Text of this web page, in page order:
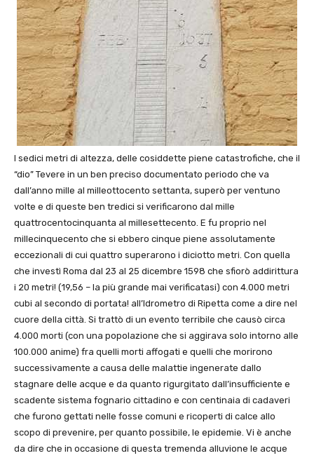
I sedici metri di altezza, delle cosiddette piene catastrofiche, che il
“dio” Tevere in un ben preciso documentato periodo che va
dall’anno mille al milleottocento settanta, superò per ventuno
volte e di queste ben tredici si verificarono dal mille
quattrocentocinquanta al millesettecento. E fu proprio nel
millecinquecento che si ebbero cinque piene assolutamente
eccezionali di cui quattro superarono i diciotto metri. Con quella
che investì Roma dal 23 al 25 dicembre 1598 che sfiorò addirittura
i 20 metri! (19,56 – la più grande mai verificatasi) con 4.000 metri
cubi al secondo di portata! all’Idrometro di Ripetta come a dire nel
cuore della città. Si trattò di un evento terribile che causò circa
4.000 morti (con una popolazione che si aggirava solo intorno alle
100.000 anime) fra quelli morti affogati e quelli che morirono
successivamente a causa delle malattie ingenerate dallo
stagnare delle acque e da quanto rigurgitato dall’insufficiente e
scadente sistema fognario cittadino e con centinaia di cadaveri
che furono gettati nelle fosse comuni e ricoperti di calce allo
scopo di prevenire, per quanto possibile, le epidemie. Vi è anche
da dire che in occasione di questa tremenda alluvione le acque